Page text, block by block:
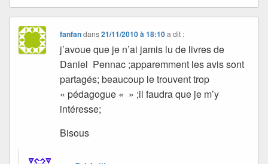
fanfandans21/11/2010 à 18:10 a dit :
j’avoue que je n’ai jamis lu de livres de
Daniel Pennac ;apparemment les avis sont
partagés; beaucoup le trouvent trop
« pédagogue « » ;il faudra que je m’y
intéresse;
Bisous